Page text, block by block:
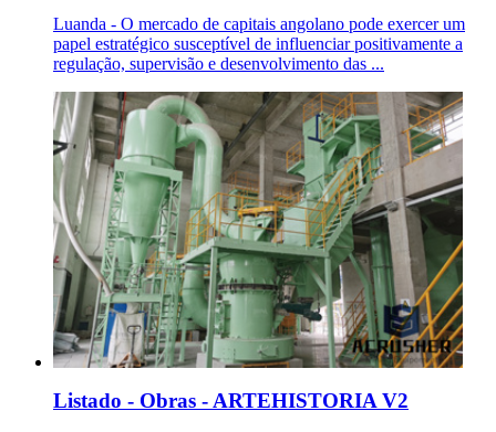
Luanda - O mercado de capitais angolano pode exercer um
papel estratégico susceptível de influenciar positivamente a
regulação, supervisão e desenvolvimento das ...
Listado - Obras - ARTEHISTORIA V2